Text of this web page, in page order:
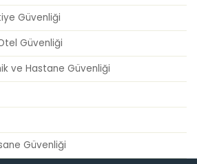
Güvenliği
Güvenliği
ve Hastane Güvenliği
Güvenliği